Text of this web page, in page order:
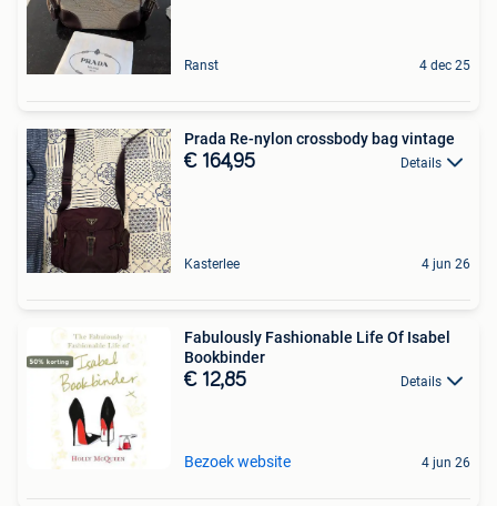
Ranst 4 dec 25
Prada Re-nylon crossbody bag vintage
€ 164,95 Details
Kasterlee 4 jun 26
Fabulously Fashionable Life Of Isabel
Bookbinder
€ 12,85 Details
Bezoek website 4 jun 26